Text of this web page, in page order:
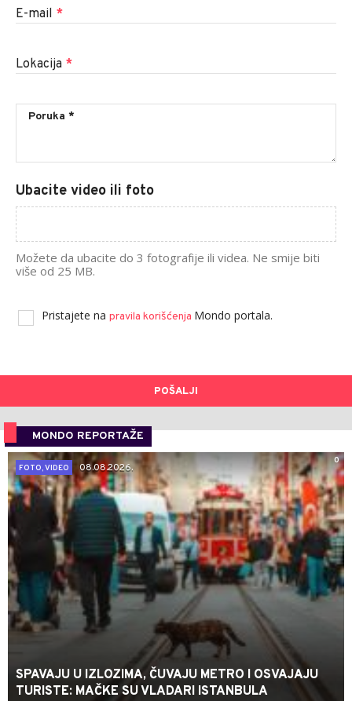
E-mail *
Lokacija *
Ubacite video ili foto
Možete da ubacite do 3 fotografije ili videa. Ne smije biti
više od 25 MB.
Pristajete na pravila korišćenja Mondo portala.
POŠALJI
MONDO REPORTAŽE
0
FOTO, VIDEO
08.08.2026.
SPAVAJU U IZLOZIMA, ČUVAJU METRO I OSVAJAJU
TURISTE: MAČKE SU VLADARI ISTANBULA